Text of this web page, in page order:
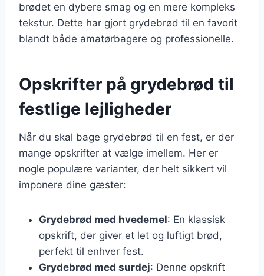
brødet en dybere smag og en mere kompleks
tekstur. Dette har gjort grydebrød til en favorit
blandt både amatørbagere og professionelle.
Opskrifter på grydebrød til
festlige lejligheder
Når du skal bage grydebrød til en fest, er der
mange opskrifter at vælge imellem. Her er
nogle populære varianter, der helt sikkert vil
imponere dine gæster:
Grydebrød med hvedemel: En klassisk
opskrift, der giver et let og luftigt brød,
perfekt til enhver fest.
Grydebrød med surdej: Denne opskrift